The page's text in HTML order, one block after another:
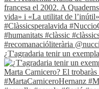
¿T'agradaria tenir un